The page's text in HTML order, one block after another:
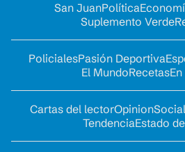
San JuanPolítica
Suplemento Verde
PolicialesPasión Deportiva
El MundoRecetas
Cartas del lectorOpinion
TendenciaEstado